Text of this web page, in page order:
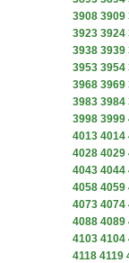
3908 3909
3923 3924
3938 3939
3953 3954
3968 3969
3983 3984
3998 3999
4013 4014
4028 4029
4043 4044
4058 4059
4073 4074
4088 4089
4103 4104
4118 4119